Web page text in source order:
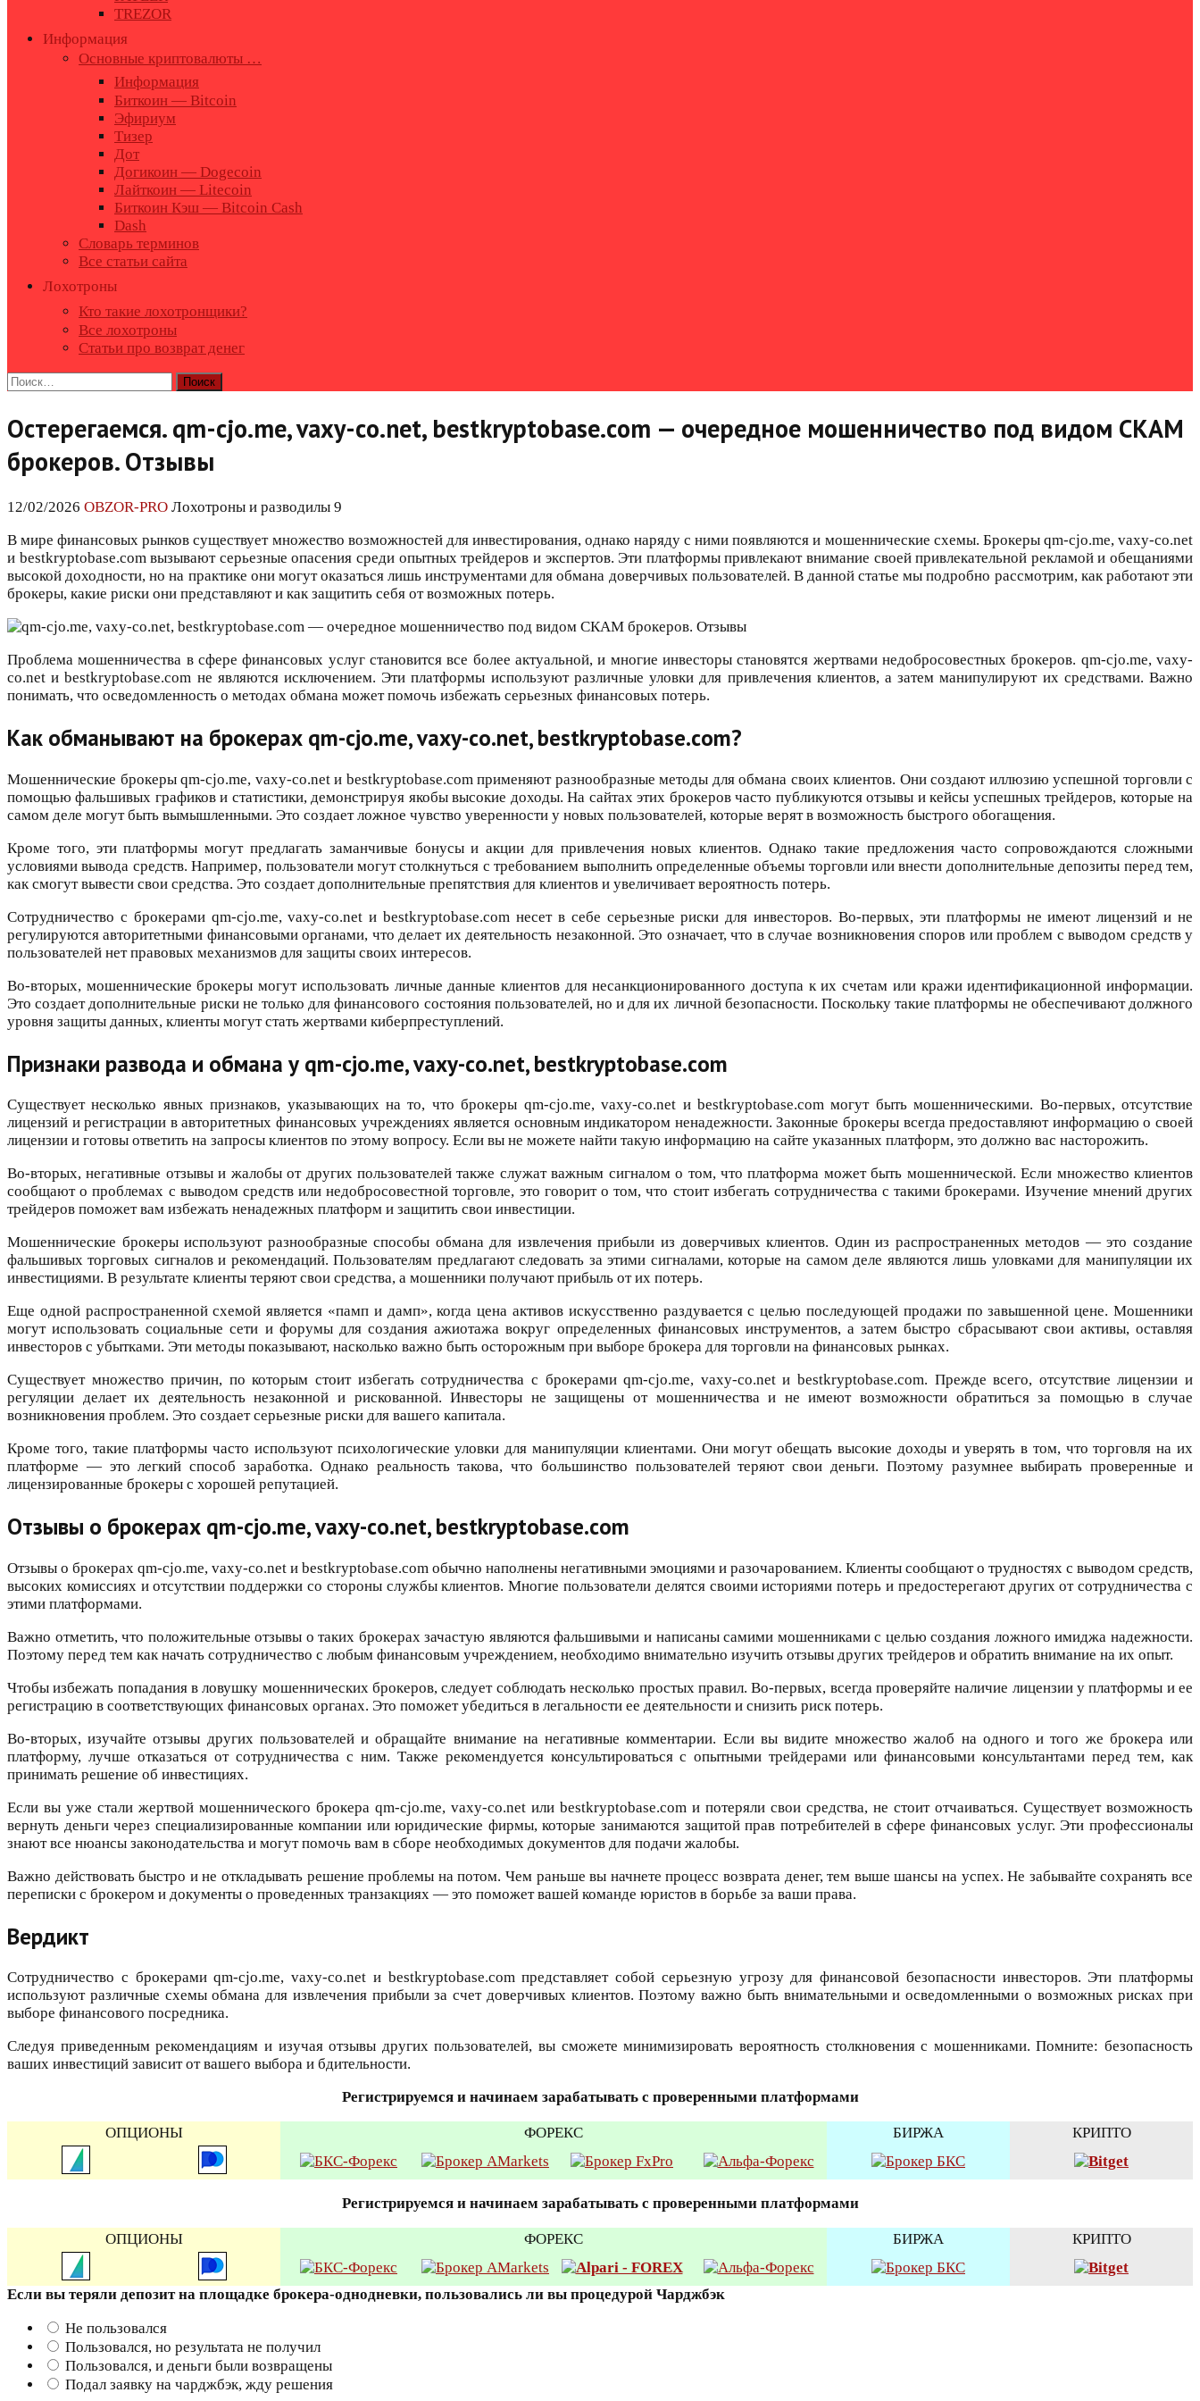
TREZOR
Информация
Основные криптовалюты …
Информация
Биткоин — Bitcoin
Эфириум
Тизер
Дот
Догикоин — Dogecoin
Лайткоин — Litecoin
Биткоин Кэш — Bitcoin Cash
Dash
Словарь терминов
Все статьи сайта
Лохотроны
Кто такие лохотронщики?
Все лохотроны
Статьи про возврат денег
Найти:
Остерегаемся. qm-cjo.me, vaxy-co.net, bestkryptobase.com — очередное мошенничество под видом СКАМ
брокеров. Отзывы
12/02/2026 OBZOR-PRO Лохотроны и разводилы 9
В мире финансовых рынков существует множество возможностей для инвестирования, однако наряду с ними появляются и мошеннические схемы. Брокеры qm-cjo.me, vaxy-co.net
и bestkryptobase.com вызывают серьезные опасения среди опытных трейдеров и экспертов. Эти платформы привлекают внимание своей привлекательной рекламой и обещаниями
высокой доходности, но на практике они могут оказаться лишь инструментами для обмана доверчивых пользователей. В данной статье мы подробно рассмотрим, как работают эти
брокеры, какие риски они представляют и как защитить себя от возможных потерь.
Проблема мошенничества в сфере финансовых услуг становится все более актуальной, и многие инвесторы становятся жертвами недобросовестных брокеров. qm-cjo.me, vaxy-
co.net и bestkryptobase.com не являются исключением. Эти платформы используют различные уловки для привлечения клиентов, а затем манипулируют их средствами. Важно
понимать, что осведомленность о методах обмана может помочь избежать серьезных финансовых потерь.
Как обманывают на брокерах qm-cjo.me, vaxy-co.net, bestkryptobase.com?
Мошеннические брокеры qm-cjo.me, vaxy-co.net и bestkryptobase.com применяют разнообразные методы для обмана своих клиентов. Они создают иллюзию успешной торговли с
помощью фальшивых графиков и статистики, демонстрируя якобы высокие доходы. На сайтах этих брокеров часто публикуются отзывы и кейсы успешных трейдеров, которые на
самом деле могут быть вымышленными. Это создает ложное чувство уверенности у новых пользователей, которые верят в возможность быстрого обогащения.
Кроме того, эти платформы могут предлагать заманчивые бонусы и акции для привлечения новых клиентов. Однако такие предложения часто сопровождаются сложными
условиями вывода средств. Например, пользователи могут столкнуться с требованием выполнить определенные объемы торговли или внести дополнительные депозиты перед тем,
как смогут вывести свои средства. Это создает дополнительные препятствия для клиентов и увеличивает вероятность потерь.
Сотрудничество с брокерами qm-cjo.me, vaxy-co.net и bestkryptobase.com несет в себе серьезные риски для инвесторов. Во-первых, эти платформы не имеют лицензий и не
регулируются авторитетными финансовыми органами, что делает их деятельность незаконной. Это означает, что в случае возникновения споров или проблем с выводом средств у
пользователей нет правовых механизмов для защиты своих интересов.
Во-вторых, мошеннические брокеры могут использовать личные данные клиентов для несанкционированного доступа к их счетам или кражи идентификационной информации.
Это создает дополнительные риски не только для финансового состояния пользователей, но и для их личной безопасности. Поскольку такие платформы не обеспечивают должного
уровня защиты данных, клиенты могут стать жертвами киберпреступлений.
Признаки развода и обмана у qm-cjo.me, vaxy-co.net, bestkryptobase.com
Существует несколько явных признаков, указывающих на то, что брокеры qm-cjo.me, vaxy-co.net и bestkryptobase.com могут быть мошенническими. Во-первых, отсутствие
лицензий и регистрации в авторитетных финансовых учреждениях является основным индикатором ненадежности. Законные брокеры всегда предоставляют информацию о своей
лицензии и готовы ответить на запросы клиентов по этому вопросу. Если вы не можете найти такую информацию на сайте указанных платформ, это должно вас насторожить.
Во-вторых, негативные отзывы и жалобы от других пользователей также служат важным сигналом о том, что платформа может быть мошеннической. Если множество клиентов
сообщают о проблемах с выводом средств или недобросовестной торговле, это говорит о том, что стоит избегать сотрудничества с такими брокерами. Изучение мнений других
трейдеров поможет вам избежать ненадежных платформ и защитить свои инвестиции.
Мошеннические брокеры используют разнообразные способы обмана для извлечения прибыли из доверчивых клиентов. Один из распространенных методов — это создание
фальшивых торговых сигналов и рекомендаций. Пользователям предлагают следовать за этими сигналами, которые на самом деле являются лишь уловками для манипуляции их
инвестициями. В результате клиенты теряют свои средства, а мошенники получают прибыль от их потерь.
Еще одной распространенной схемой является «памп и дамп», когда цена активов искусственно раздувается с целью последующей продажи по завышенной цене. Мошенники
могут использовать социальные сети и форумы для создания ажиотажа вокруг определенных финансовых инструментов, а затем быстро сбрасывают свои активы, оставляя
инвесторов с убытками. Эти методы показывают, насколько важно быть осторожным при выборе брокера для торговли на финансовых рынках.
Существует множество причин, по которым стоит избегать сотрудничества с брокерами qm-cjo.me, vaxy-co.net и bestkryptobase.com. Прежде всего, отсутствие лицензии и
регуляции делает их деятельность незаконной и рискованной. Инвесторы не защищены от мошенничества и не имеют возможности обратиться за помощью в случае
возникновения проблем. Это создает серьезные риски для вашего капитала.
Кроме того, такие платформы часто используют психологические уловки для манипуляции клиентами. Они могут обещать высокие доходы и уверять в том, что торговля на их
платформе — это легкий способ заработка. Однако реальность такова, что большинство пользователей теряют свои деньги. Поэтому разумнее выбирать проверенные и
лицензированные брокеры с хорошей репутацией.
Отзывы о брокерах qm-cjo.me, vaxy-co.net, bestkryptobase.com
Отзывы о брокерах qm-cjo.me, vaxy-co.net и bestkryptobase.com обычно наполнены негативными эмоциями и разочарованием. Клиенты сообщают о трудностях с выводом средств,
высоких комиссиях и отсутствии поддержки со стороны службы клиентов. Многие пользователи делятся своими историями потерь и предостерегают других от сотрудничества с
этими платформами.
Важно отметить, что положительные отзывы о таких брокерах зачастую являются фальшивыми и написаны самими мошенниками с целью создания ложного имиджа надежности.
Поэтому перед тем как начать сотрудничество с любым финансовым учреждением, необходимо внимательно изучить отзывы других трейдеров и обратить внимание на их опыт.
Чтобы избежать попадания в ловушку мошеннических брокеров, следует соблюдать несколько простых правил. Во-первых, всегда проверяйте наличие лицензии у платформы и ее
регистрацию в соответствующих финансовых органах. Это поможет убедиться в легальности ее деятельности и снизить риск потерь.
Во-вторых, изучайте отзывы других пользователей и обращайте внимание на негативные комментарии. Если вы видите множество жалоб на одного и того же брокера или
платформу, лучше отказаться от сотрудничества с ним. Также рекомендуется консультироваться с опытными трейдерами или финансовыми консультантами перед тем, как
принимать решение об инвестициях.
Если вы уже стали жертвой мошеннического брокера qm-cjo.me, vaxy-co.net или bestkryptobase.com и потеряли свои средства, не стоит отчаиваться. Существует возможность
вернуть деньги через специализированные компании или юридические фирмы, которые занимаются защитой прав потребителей в сфере финансовых услуг. Эти профессионалы
знают все нюансы законодательства и могут помочь вам в сборе необходимых документов для подачи жалобы.
Важно действовать быстро и не откладывать решение проблемы на потом. Чем раньше вы начнете процесс возврата денег, тем выше шансы на успех. Не забывайте сохранять все
переписки с брокером и документы о проведенных транзакциях — это поможет вашей команде юристов в борьбе за ваши права.
Вердикт
Сотрудничество с брокерами qm-cjo.me, vaxy-co.net и bestkryptobase.com представляет собой серьезную угрозу для финансовой безопасности инвесторов. Эти платформы
используют различные схемы обмана для извлечения прибыли за счет доверчивых клиентов. Поэтому важно быть внимательными и осведомленными о возможных рисках при
выборе финансового посредника.
Следуя приведенным рекомендациям и изучая отзывы других пользователей, вы сможете минимизировать вероятность столкновения с мошенниками. Помните: безопасность
ваших инвестиций зависит от вашего выбора и бдительности.
Регистрируемся и начинаем зарабатывать с проверенными платформами
ОПЦИОНЫ ФОРЕКС БИРЖА КРИПТО
Регистрируемся и начинаем зарабатывать с проверенными платформами
ОПЦИОНЫ ФОРЕКС БИРЖА КРИПТО
Если вы теряли депозит на площадке брокера-однодневки, пользовались ли вы процедурой Чарджбэк
Не пользовался
Пользовался, но результата не получил
Пользовался, и деньги были возвращены
Подал заявку на чарджбэк, жду решения